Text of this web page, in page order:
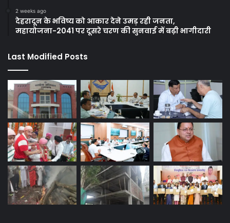
2 weeks ago
देहरादून के भविष्य को आकार देने उमड़ रही जनता,
महायोजना-2041 पर दूसरे चरण की सुनवाई में बढ़ी भागीदारी
Last Modified Posts